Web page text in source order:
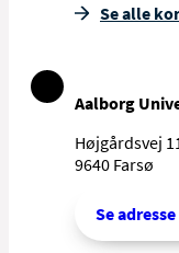
Se alle
Aalborg
Højgårdsvej 11
9640 Farsø
Se